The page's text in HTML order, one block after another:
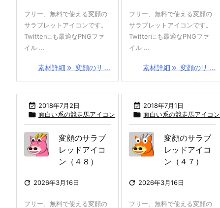
フリー、無料で使える変顔の
サラブレットアイコンです。
Twitterにも最適なPNGファ
イル ...
素材詳細 変顔のサ ...
フリー、無料で使える変顔の
サラブレットアイコンです。
Twitterにも最適なPNGファ
イル ...
素材詳細 変顔のサ ...
 2018年7月2日
 面白い系の競走馬アイコン
変顔のサラブ
レッドアイコ
ン（４８）
 2026年3月16日
フリー、無料で使える変顔の
 2018年7月1日
 面白い系の競走馬アイコン
変顔のサラブ
レッドアイコ
ン（４７）
 2026年3月16日
フリー、無料で使える変顔の